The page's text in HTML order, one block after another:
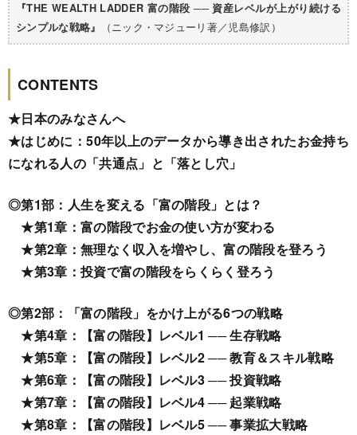
『THE WEALTH LADDER 富の階段 ── 資産レベルが上がり続ける
シンプルな戦略』
（ニック・マジューリ著／児島修訳）
CONTENTS
★日本のみなさんへ
★はじめに：50年以上のデータから導き出されたお金持ち
になれる人の「共通点」と「落とし穴」
◎第1部：人生を変える「富の階段」とは？
★第1章：富の階段でお金の使い方が変わる
★第2章：無理なく収入を増やし、富の階段を登ろう
★第3章：投資で富の階段をらくらく登ろう
◎第2部：「富の階段」をかけ上がる6つの戦略
★第4章：【富の階段】レベル1 ── 生存戦略
★第5章：【富の階段】レベル2 ── 教育＆スキル戦略
★第6章：【富の階段】レベル3 ── 投資戦略
★第7章：【富の階段】レベル4 ── 起業戦略
★第8章：【富の階段】レベル5 ── 事業拡大戦略